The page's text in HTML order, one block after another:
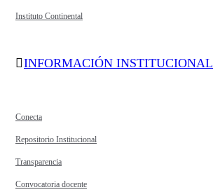
Instituto Continental
INFORMACIÓN INSTITUCIONAL
Conecta
Repositorio Institucional
Transparencia
Convocatoria docente